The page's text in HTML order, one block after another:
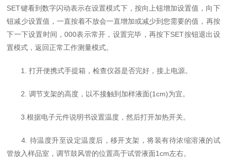
SET键看到数字闪动表示在设置模式下，按向上钮增加设置值，向下
钮减少设置值，一直按着不放会一直增加或减少到您需要的值，再按
下一下设置时间，000表示常开，设置完毕，再按下SET按钮退出设
置模式，返回正常工作测量模式。
1. 打开便携式手提箱，检查仪器是否完好，接上电源。
2. 调节支架的高度，以不接触到加样液面(1cm)为宜。
3.根据电子元件说明书设置温度，然后打开加热开关。
4. 待温度升至设定温度后，移开支架，将装有待浓缩溶液的试
管放入样品室，调节鼓风管的位置高于试管液面1cm左右。